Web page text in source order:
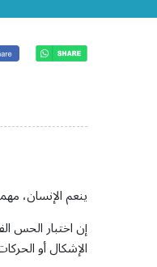
ينعم الإنسان،
إن اختبار الحس
الإشكال أو